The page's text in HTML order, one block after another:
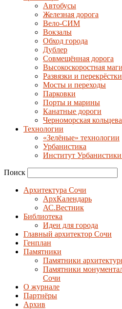
Автобусы
Железная дорога
Вело-СИМ
Вокзалы
Обход города
Дублер
Совмещённая дорога
Высокоскоростная
Развязки и перекрёстки
Мосты и переходы
Парковки
Порты и марины
Канатные дороги
Черноморская
Технологии
«Зелёные» технологии
Урбанистика
Институт
Поиск
Архитектура Сочи
АрхКалендарь
АС.Вестник
Библиотека
Идеи для города
Главный архитектор Сочи
Генплан
Памятники
Памятники
Памятники
Сочи
О журнале
Партнёры
Архив